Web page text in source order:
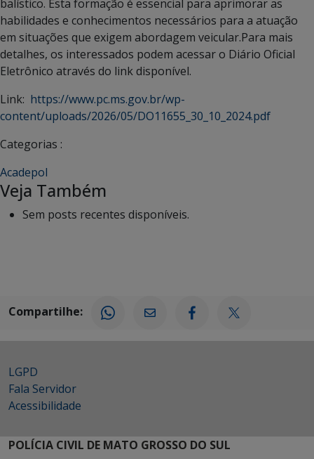
balístico. Esta formação é essencial para aprimorar as
habilidades e conhecimentos necessários para a atuação
em situações que exigem abordagem veicular.Para mais
detalhes, os interessados ​​podem acessar o Diário Oficial
Eletrônico através do link disponível.
Link: https://www.pc.ms.gov.br/wp-
content/uploads/2026/05/DO11655_30_10_2024.pdf
Categorias :
Acadepol
Veja Também
Sem posts recentes disponíveis.
Compartilhe:
LGPD
Fala Servidor
Acessibilidade
POLÍCIA CIVIL DE MATO GROSSO DO SUL